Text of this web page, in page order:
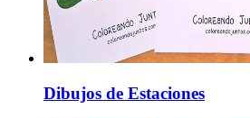
Dibujos de Estaciones